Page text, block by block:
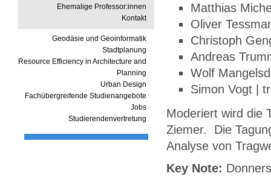
Ehemalige Professor:innen
Kontakt
Geodäsie und Geoinformatik
Stadtplanung
Resource Efficiency in Architecture and
Planning
Urban Design
Fachübergreifende Studienangebote
Jobs
Studierendenvertretung
Matthias
Oliver
Christoph
Andreas
Wolf
Simon Vogt |
Moderiert wird die
Ziemer. Die
Analyse von
Key Note: